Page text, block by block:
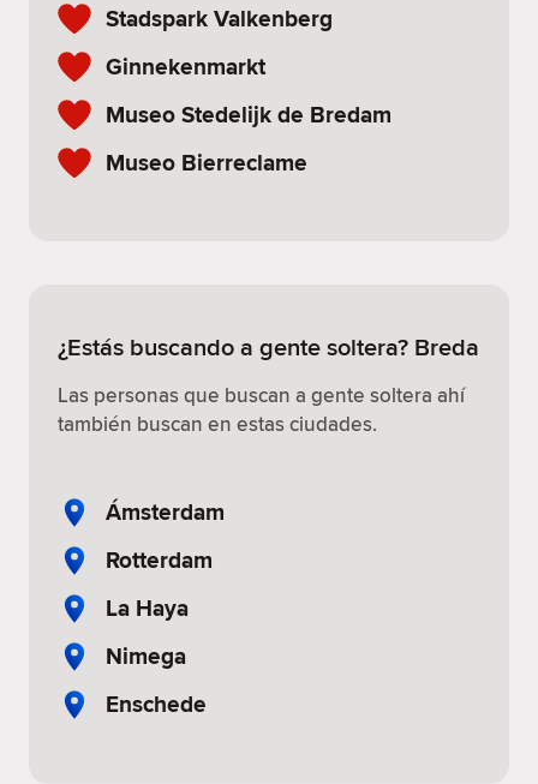
Stadspark Valkenberg
Ginnekenmarkt
Museo Stedelijk de Bredam
Museo Bierreclame
¿Estás buscando a gente soltera? Breda
Las personas que buscan a gente soltera ahí
también buscan en estas ciudades.
Ámsterdam
Rotterdam
La Haya
Nimega
Enschede